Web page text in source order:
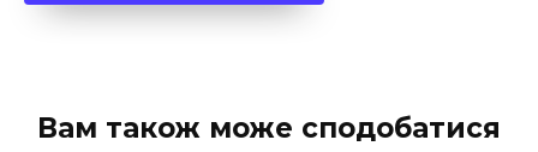
Вам також може сподобатися